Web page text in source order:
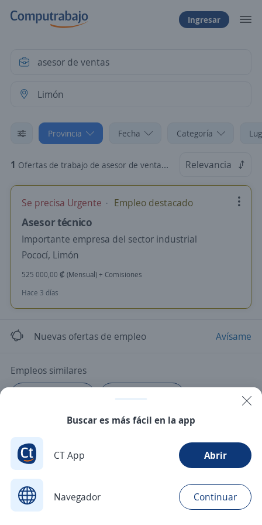
Ingresar
Provincia Fecha Categoría
1 Ofertas de trabajo de asesor de ventas en Limón Relevancia
Se precisa Urgente Empleo destacado
Asesor técnico
Importante empresa del sector industrial
Pococí, Limón
525 000,00 ₡ (Mensual) + Comisiones
Hace 3 días
Nuevas ofertas de empleo Avísame
Empleos similares
Buscar es más fácil en la app
CT App Abrir
Navegador Continuar